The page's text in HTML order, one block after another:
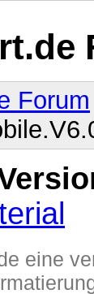
Forum
eine